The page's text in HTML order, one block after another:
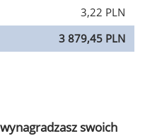
3,22 PLN
3 879,45 PLN
swoich